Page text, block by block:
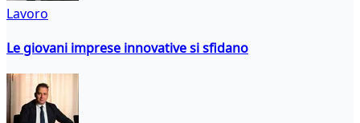
Lavoro
Le giovani imprese innovative si sfidano